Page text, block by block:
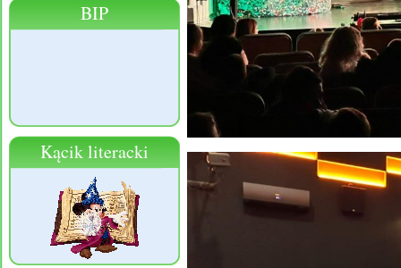
BIP
Kącik literacki